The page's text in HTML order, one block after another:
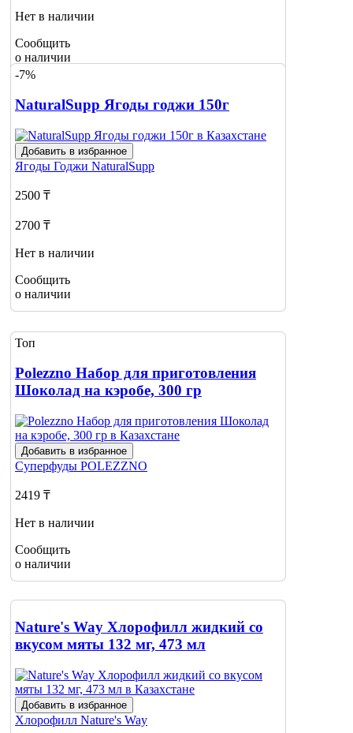
Нет в наличии
Сообщить
о наличии
-7%
NaturalSupp Ягоды годжи 150г
Добавить в избранное
Ягоды Годжи NaturalSupp
2500 ₸
2700 ₸
Нет в наличии
Сообщить
о наличии
Топ
Polezzno Набор для приготовления
Шоколад на кэробе, 300 гр
Добавить в избранное
Суперфуды POLEZZNO
2419 ₸
Нет в наличии
Сообщить
о наличии
Nature's Way Хлорофилл жидкий со
вкусом мяты 132 мг, 473 мл
Добавить в избранное
Хлорофилл Nature's Way